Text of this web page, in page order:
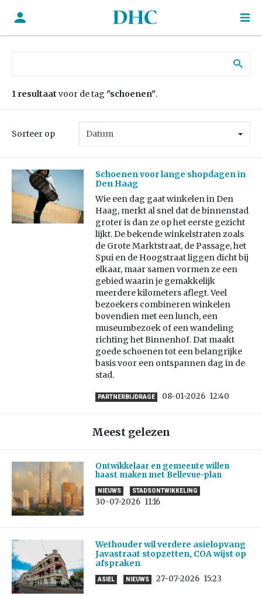
1 resultaat voor de tag "schoenen".
Sorteer op
Schoenen voor lange shopdagen in
Den Haag
Wie een dag gaat winkelen in Den
Haag, merkt al snel dat de binnenstad
groter is dan ze op het eerste gezicht
lijkt. De bekende winkelstraten zoals
de Grote Marktstraat, de Passage, het
Spui en de Hoogstraat liggen dicht bij
elkaar, maar samen vormen ze een
gebied waarin je gemakkelijk
meerdere kilometers aflegt. Veel
bezoekers combineren winkelen
bovendien met een lunch, een
museumbezoek of een wandeling
richting het Binnenhof. Dat maakt
goede schoenen tot een belangrijke
basis voor een ontspannen dag in de
stad.
PARTNERBIJDRAGE 08-01-2026 12:40
Meest gelezen
Ontwikkelaar en gemeente willen
haast maken met Bellevue-plan
NIEUWS STADSONTWIKKELING
30-07-2026 11:16
Wethouder wil verdere asielopvang
Javastraat stopzetten, COA wijst op
afspraken
ASIEL NIEUWS 27-07-2026 15:23